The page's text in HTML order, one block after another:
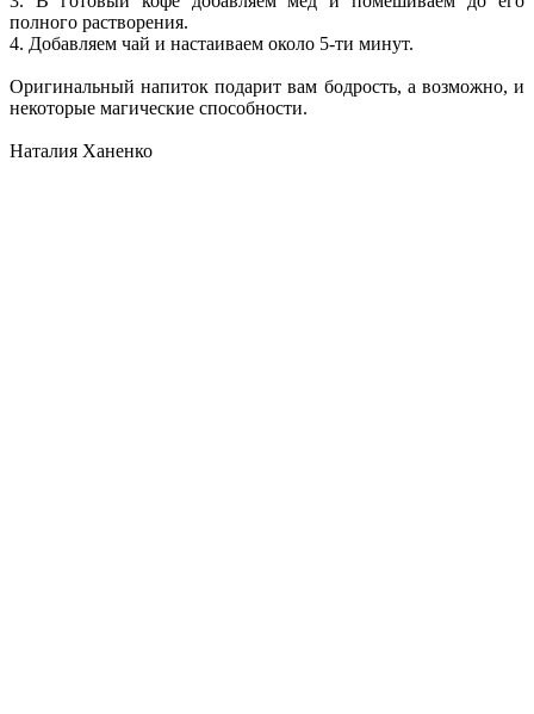
полного растворения.
4. Добавляем чай и настаиваем около 5-ти минут.
Оригинальный напиток подарит вам бодрость, а возможно, и
некоторые магические способности.
Наталия Ханенко